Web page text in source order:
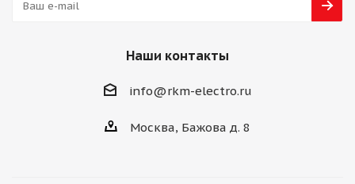
Наши контакты
info@rkm-electro.ru
Москва, Бажова д. 8